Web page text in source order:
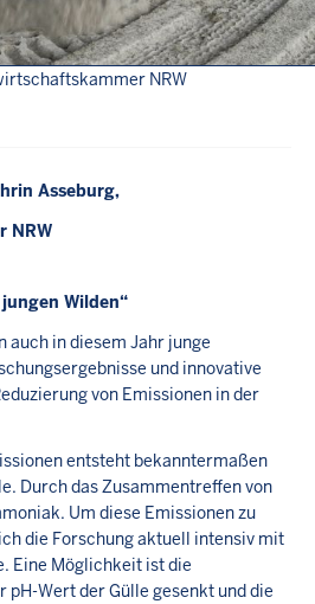
NRW
Asseburg,
NRW
Wilden“
in diesem Jahr junge
und innovative
von Emissionen in der
entsteht bekanntermaßen
Durch das Zusammentreffen von
Um diese Emissionen zu
die Forschung aktuell intensiv mit
Eine Möglichkeit ist die
pH-Wert der Gülle gesenkt und die